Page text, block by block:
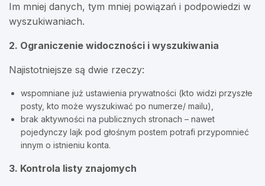
Im mniej danych, tym mniej powiązań i podpowiedzi w
wyszukiwaniach.
2. Ograniczenie widoczności i wyszukiwania
Najistotniejsze są dwie rzeczy:
wspomniane już ustawienia prywatności (kto widzi przyszłe
posty, kto może wyszukiwać po numerze/ mailu),
brak aktywności na publicznych stronach – nawet
pojedynczy lajk pod głośnym postem potrafi przypomnieć
innym o istnieniu konta.
3. Kontrola listy znajomych